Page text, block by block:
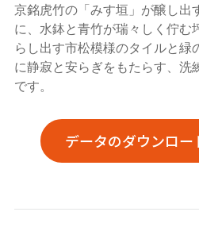
京銘虎竹の「みす垣」が醸し出
に、水鉢と青竹が瑞々しく佇む
らし出す市松模様のタイルと緑
に静寂と安らぎをもたらす、洗
です。
データのダウンロ